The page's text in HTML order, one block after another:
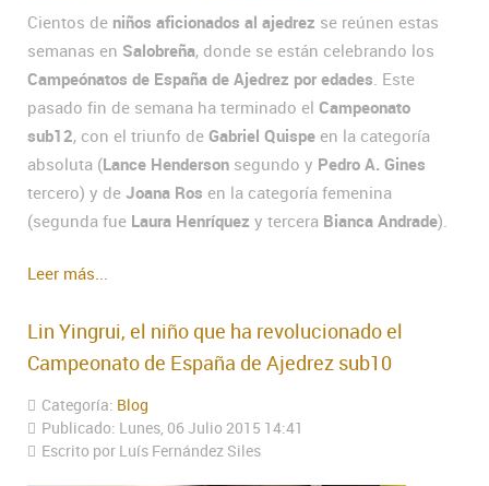
Cientos de niños aficionados al ajedrez se reúnen estas
semanas en Salobreña, donde se están celebrando los
Campeónatos de España de Ajedrez por edades . Este
pasado fin de semana ha terminado el Campeonato
sub12, con el triunfo de Gabriel Quispe en la categoría
absoluta (Lance Henderson segundo y Pedro A. Gines
tercero) y de Joana Ros en la categoría femenina
(segunda fue Laura Henríquez y tercera Bianca Andrade).
Leer más...
Lin Yingrui, el niño que ha revolucionado el
Campeonato de España de Ajedrez sub10
Categoría: Blog
Publicado: Lunes, 06 Julio 2015 14:41
Escrito por Luís Fernández Siles